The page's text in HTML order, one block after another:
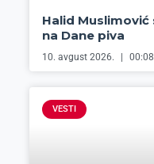
Halid
na Dane piva
10. avgust 2026. 00:08
VESTI